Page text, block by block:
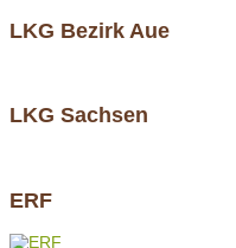
LKG Bezirk Aue
LKG Sachsen
ERF